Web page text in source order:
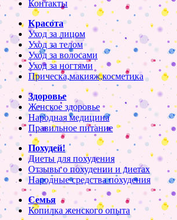
Контакты
Красота
Уход за лицом
Уход за телом
Уход за волосами
Уход за ногтями
Прическа,макияж,косметика
Здоровье
Женское здоровье
Народная медицина
Правильное питание
Похудей!
Диеты для похудения
Отзывы о похудении и диетах
Народные средства похудения
Семья
Копилка женского опыта